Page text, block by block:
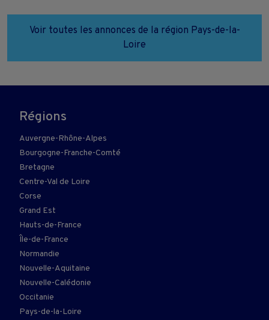
Voir toutes les annonces de la région Pays-de-la-
Loire
Régions
Auvergne-Rhône-Alpes
Bourgogne-Franche-Comté
Bretagne
Centre-Val de Loire
Corse
Grand Est
Hauts-de-France
Île-de-France
Normandie
Nouvelle-Aquitaine
Nouvelle-Calédonie
Occitanie
Pays-de-la-Loire